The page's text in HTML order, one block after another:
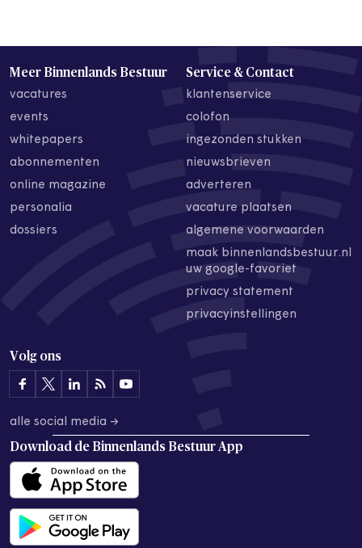
Meer Binnenlands Bestuur
vacatures
events
whitepapers
abonnementen
online magazine
personalia
dossiers
Service & Contact
klantenservice
colofon
ingezonden stukken
nieuwsbrieven
adverteren
vacature plaatsen
algemene voorwaarden
maak binnenlandsbestuur.nl
uw google-favoriet
privacy statement
privacyinstellingen
Volg ons
alle social media →
Download de Binnenlands Bestuur App